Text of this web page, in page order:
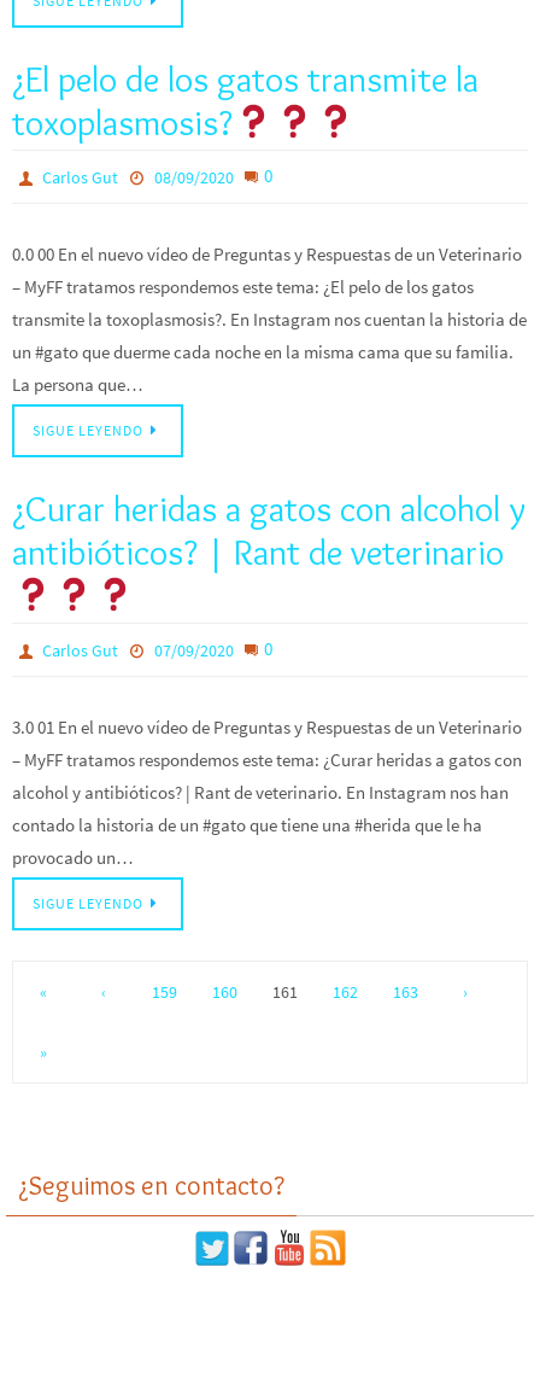
¿El pelo de los gatos transmite la
toxoplasmosis?
Carlos Gut 08/09/2020 0
0.0 00 En el nuevo vídeo de Preguntas y Respuestas de un Veterinario
– MyFF tratamos respondemos este tema: ¿El pelo de los gatos
transmite la toxoplasmosis?. En Instagram nos cuentan la historia de
un #gato que duerme cada noche en la misma cama que su familia.
La persona que…
SIGUE LEYENDO
¿Curar heridas a gatos con alcohol y
antibióticos? | Rant de veterinario
Carlos Gut 07/09/2020 0
3.0 01 En el nuevo vídeo de Preguntas y Respuestas de un Veterinario
– MyFF tratamos respondemos este tema: ¿Curar heridas a gatos con
alcohol y antibióticos? | Rant de veterinario. En Instagram nos han
contado la historia de un #gato que tiene una #herida que le ha
provocado un…
SIGUE LEYENDO
« ‹ 159 160 161 162 163 ›
»
¿Seguimos en contacto?